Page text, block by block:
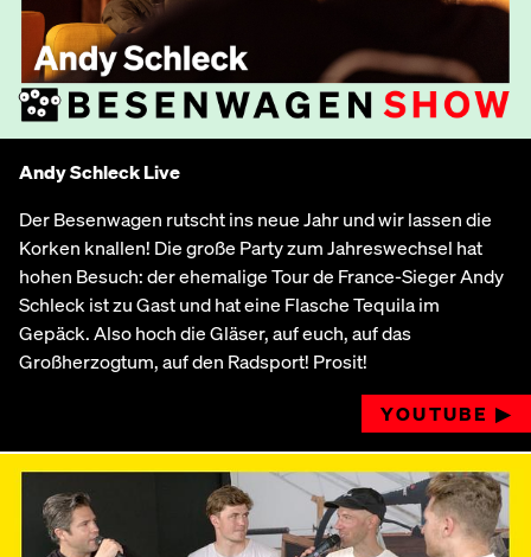
Andy Schleck Live
Der Besenwagen rutscht ins neue Jahr und wir lassen die
Korken knallen! Die große Party zum Jahreswechsel hat
hohen Besuch: der ehemalige Tour de France-Sieger Andy
Schleck ist zu Gast und hat eine Flasche Tequila im
Gepäck. Also hoch die Gläser, auf euch, auf das
Großherzogtum, auf den Radsport! Prosit!
YOUTUBE ▶︎